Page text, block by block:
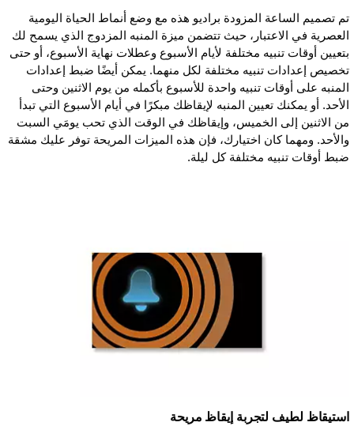
تم تصميم الساعة المزودة براديو هذه مع وضع أنماط الحياة اليومية
العصرية في الاعتبار، حيث تتضمن ميزة المنبه المزدوج الذي يسمح لك
بتعيين أوقات تنبيه مختلفة لأيام الأسبوع وعطلات نهاية الأسبوع، أو حتى
تخصيص إعدادات تنبيه مختلفة لكل منهما. يمكن أيضًا ضبط إعدادات
المنبه على أوقات تنبيه واحدة للأسبوع بأكمله من يوم الاثنين وحتى
الأحد. أو يمكنك تعيين المنبه لإيقاظك مبكرًا في أيام الأسبوع التي تبدأ
من الاثنين إلى الخميس، وإيقاظك في الوقت الذي تحب يومَي السبت
والأحد. ومهما كان اختيارك، فإن هذه الميزات المريحة توفر عليك مشقة
ضبط أوقات تنبيه مختلفة كل ليلة.
استيقاظ لطيف لتجربة إيقاظ مريحة